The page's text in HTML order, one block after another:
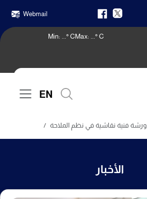
Webmail
Max: ° C
Min: ° C
EN
ورشة فنية نقاشية في نظم الملاحة
الأخبار